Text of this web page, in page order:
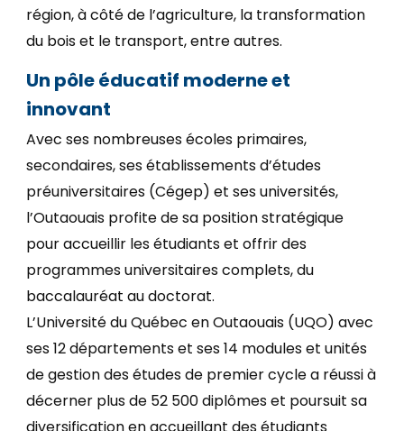
région, à côté de l’agriculture, la transformation
du bois et le transport, entre autres.
Un pôle éducatif moderne et
innovant
Avec ses nombreuses écoles primaires,
secondaires, ses établissements d’études
préuniversitaires (Cégep) et ses universités,
l’Outaouais profite de sa position stratégique
pour accueillir les étudiants et offrir des
programmes universitaires complets, du
baccalauréat au doctorat.
L’Université du Québec en Outaouais (UQO) avec
ses 12 départements et ses 14 modules et unités
de gestion des études de premier cycle a réussi à
décerner plus de 52 500 diplômes et poursuit sa
diversification en accueillant des étudiants